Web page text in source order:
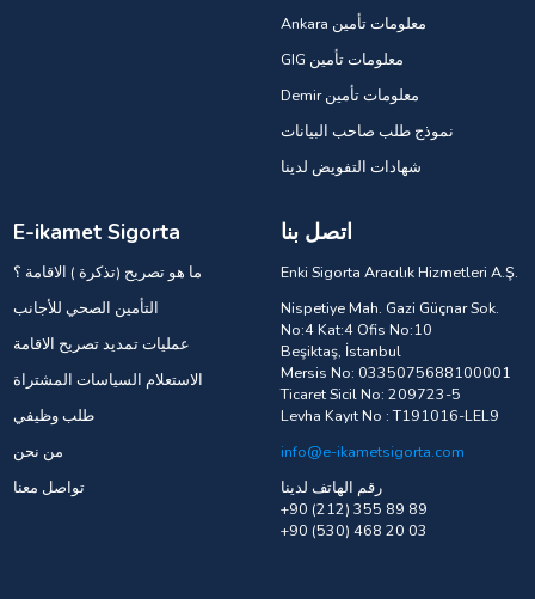
Ankara معلومات تأمين
GIG معلومات تأمين
Demir معلومات تأمين
نموذج طلب صاحب البيانات
شهادات التفويض لدينا
E-ikamet Sigorta
ما هو تصريح (تذكرة ) الاقامة ؟
التأمين الصحي للأجانب
عمليات تمديد تصريح الاقامة
الاستعلام السياسات المشتراة
طلب وظيفي
من نحن
تواصل معنا
اتصل بنا
Enki Sigorta Aracılık Hizmetleri A.Ş.
Nispetiye Mah. Gazi Güçnar Sok.
No:4 Kat:4 Ofis No:10
Beşiktaş, İstanbul
Mersis No: 0335075688100001
Ticaret Sicil No: 209723-5
Levha Kayıt No : T191016-LEL9
info@e-ikametsigorta.com
رقم الهاتف لدينا
+90 (212) 355 89 89
+90 (530) 468 20 03